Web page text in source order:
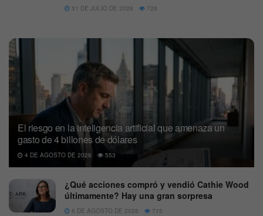
31 DE JULIO DE 2026 726
El riesgo en la inteligencia artificial que amenaza un
gasto de 4 billones de dólares
4 DE AGOSTO DE 2026 553
¿Qué acciones compró y vendió Cathie Wood
últimamente? Hay una gran sorpresa
6 DE AGOSTO DE 2026 715